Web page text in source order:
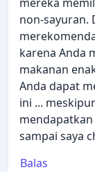
non-sayuran.
karena Anda
makanan
Anda dapat
ini ...
sampai saya
Balas